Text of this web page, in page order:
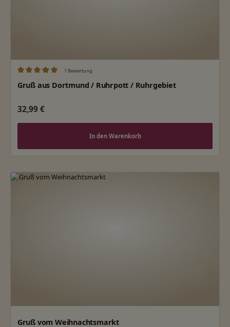
1 Bewertung
Gruß aus Dortmund / Ruhrpott / Ruhrgebiet
Regulärer Preis:
32,99 €
In den Warenkorb
Gruß vom Weihnachtsmarkt